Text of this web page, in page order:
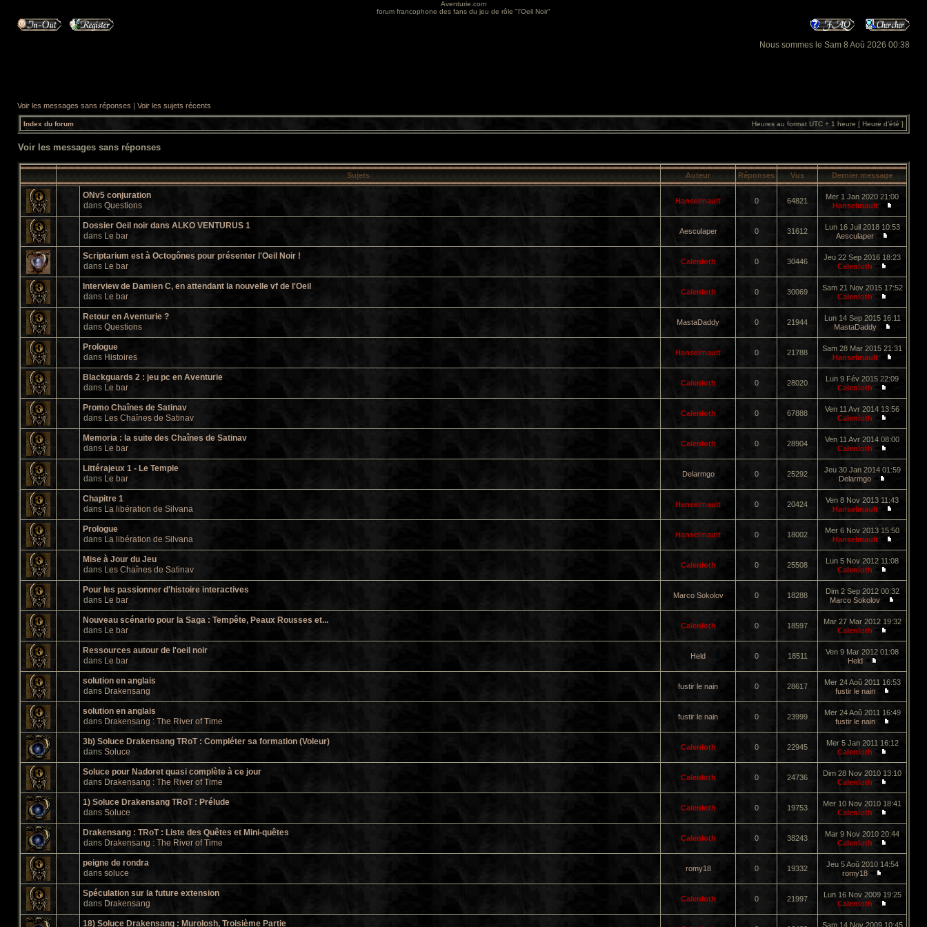
Aventurie.com
forum francophone des fans du jeu de rôle "l'Oeil Noir"
Nous sommes le Sam 8 Aoû 2026 00:38
Voir les messages sans réponses | Voir les sujets récents
Index du forum Heures au format UTC + 1 heure [ Heure d’été ]
Voir les messages sans réponses
Sujets Auteur Réponses Vus Dernier message
ONv5 conjuration
dans Questions Hanselmault 0 64821
Mer 1 Jan 2020 21:00
Hanselmault
Dossier Oeil noir dans ALKO VENTURUS 1
dans Le bar Aesculaper 0 31612
Lun 16 Juil 2018 10:53
Aesculaper
Scriptarium est à Octogônes pour présenter l'Oeil Noir !
dans Le bar Calenloth 0 30446
Jeu 22 Sep 2016 18:23
Calenloth
Interview de Damien C, en attendant la nouvelle vf de l'Oeil
dans Le bar Calenloth 0 30069
Sam 21 Nov 2015 17:52
Calenloth
Retour en Aventurie ?
dans Questions MastaDaddy 0 21944
Lun 14 Sep 2015 16:11
MastaDaddy
Prologue
dans Histoires Hanselmault 0 21788
Sam 28 Mar 2015 21:31
Hanselmault
Blackguards 2 : jeu pc en Aventurie
dans Le bar Calenloth 0 28020
Lun 9 Fév 2015 22:09
Calenloth
Promo Chaînes de Satinav
dans Les Chaînes de Satinav Calenloth 0 67888
Ven 11 Avr 2014 13:56
Calenloth
Memoria : la suite des Chaînes de Satinav
dans Le bar Calenloth 0 28904
Ven 11 Avr 2014 08:00
Calenloth
Littérajeux 1 - Le Temple
dans Le bar Delarmgo 0 25292
Jeu 30 Jan 2014 01:59
Delarmgo
Chapitre 1
dans La libération de Silvana Hanselmault 0 20424
Ven 8 Nov 2013 11:43
Hanselmault
Prologue
dans La libération de Silvana Hanselmault 0 18002
Mer 6 Nov 2013 15:50
Hanselmault
Mise à Jour du Jeu
dans Les Chaînes de Satinav Calenloth 0 25508
Lun 5 Nov 2012 11:08
Calenloth
Pour les passionner d'histoire interactives
dans Le bar Marco Sokolov 0 18288
Dim 2 Sep 2012 00:32
Marco Sokolov
Nouveau scénario pour la Saga : Tempête, Peaux Rousses et...
dans Le bar Calenloth 0 18597
Mar 27 Mar 2012 19:32
Calenloth
Ressources autour de l'oeil noir
dans Le bar Held 0 18511
Ven 9 Mar 2012 01:08
Held
solution en anglais
dans Drakensang fustir le nain 0 28617
Mer 24 Aoû 2011 16:53
fustir le nain
solution en anglais
dans Drakensang : The River of Time fustir le nain 0 23999
Mer 24 Aoû 2011 16:49
fustir le nain
3b) Soluce Drakensang TRoT : Compléter sa formation (Voleur)
dans Soluce Calenloth 0 22945
Mer 5 Jan 2011 16:12
Calenloth
Soluce pour Nadoret quasi complète à ce jour
dans Drakensang : The River of Time Calenloth 0 24736
Dim 28 Nov 2010 13:10
Calenloth
1) Soluce Drakensang TRoT : Prélude
dans Soluce Calenloth 0 19753
Mer 10 Nov 2010 18:41
Calenloth
Drakensang : TRoT : Liste des Quêtes et Mini-quêtes
dans Drakensang : The River of Time Calenloth 0 38243
Mar 9 Nov 2010 20:44
Calenloth
peigne de rondra
dans soluce romy18 0 19332
Jeu 5 Aoû 2010 14:54
romy18
Spéculation sur la future extension
dans Drakensang Calenloth 0 21997
Lun 16 Nov 2009 19:25
Calenloth
18) Soluce Drakensang : Murolosh, Troisième Partie Sam 14 Nov 2009 10:45